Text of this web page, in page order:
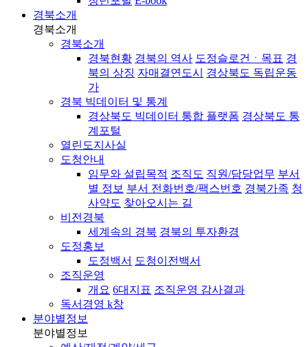
경북소개
경북소개
경북소개
경북현황 경북의 역사 도정슬로건ㆍ목표 경
북의 상징 자매결연도시
경상북도 독립운동
가
경북 빅데이터 및 통계
경상북도 빅데이터 통합 플랫폼 경상북도 통
계포털
열린도지사실
도청안내
임무와 설립목적 조직도 직원/담당업무 부서
별 정보 부서 전화번호/팩스번호 경북가족 청
사약도 찾아오시는 길
비전경북
세계속의 경북 경북의 투자환경
도정홍보
도정백서 도청이전백서
조직운영
개요 6대지표 조직운영 감사결과
독서경영 k창
분야별정보
분야별정보